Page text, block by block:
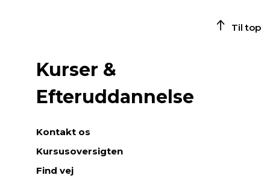
Til top
Kurser &
Efteruddannelse
Kontakt os
Kursusoversigten
Find vej